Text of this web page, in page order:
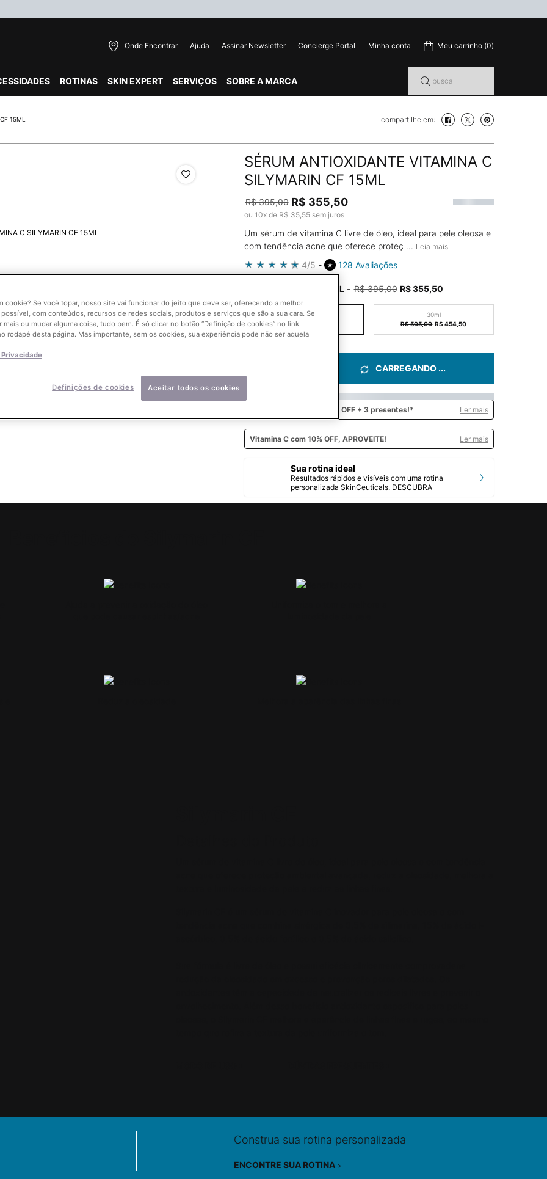
Onde Encontrar Ajuda Assinar Newsletter Concierge Portal Minha conta Meu carrinho 0
0 product in cart
ROTINAS SKIN EXPERT SERVIÇOS SOBRE A MARCA busca
15ML compartilhe em: compartilhe em: facebook
compartilhe em: twitter
compartilhe em:
SÉRUM ANTIOXIDANTE VITAMINA C
SILYMARIN CF 15ML
Old price
R$ 395,00
New price
R$ 355,50
ou 10x de R$ 35,55sem juros
Um sérum de vitamina C livre de óleo, ideal para pele oleosa e
com tendência acne que oferece proteç ... Leia mais
4/5 128 Avaliações
15ML-
Old price
R$ 395,00
New price
R$ 355,50
The product variation is out of stock,
15ML
R$ 395,00 Selected
The product variation is out of stock,
30ml
Old price
R$ 505,00 New price
R$ 454,50
, 2 of 2
CARREGANDO ...
ganhe até 20% OFF + 3 presentes!* Ler mais
Vitamina C com 10% OFF, APROVEITE! Ler mais
Sua rotina ideal
Resultados rápidos e visíveis com uma rotina
personalizada SkinCeuticals. DESCUBRA
Construa sua rotina personalizada
ENCONTRE SUA ROTINA>
cookie? Se você topar, nosso site vai funcionar do jeito que deve ser, oferecendo a melhor
com conteúdos, recursos de redes sociais, produtos e serviços que são a sua cara. Se
mais ou mudar alguma coisa, tudo bem. É só clicar no botão “Definição de cookies” no link
rodapé desta página. Mas importante, sem os cookies, sua experiência pode não ser aquela
Privacidade
Definições de cookies Aceitar todos os cookies